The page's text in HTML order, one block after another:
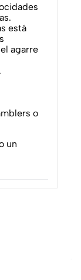
está
agarre
o
un